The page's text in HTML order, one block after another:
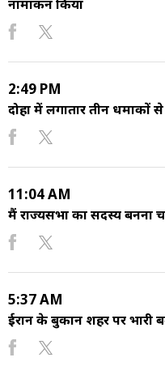
नामांकन किया
2:49 PM
दोहा में लगातार तीन धमाकों
11:04 AM
मैं राज्यसभा का सदस्य बनना
5:37 AM
ईरान के बुकान शहर पर भारी